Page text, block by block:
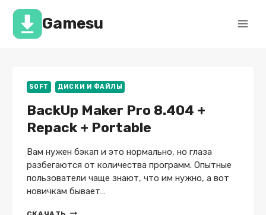
Перейти
содержимомуGamesu
SOFT ДИСКИ И ФАЙЛЫ
BackUp Maker Pro 8.404 +
Repack + Portable
Вам нужен бэкап и это нормально, но глаза
разбегаются от количества программ. Опытные
пользователи чаще знают, что им нужно, а вот
новичкам бывает…
BACKUP